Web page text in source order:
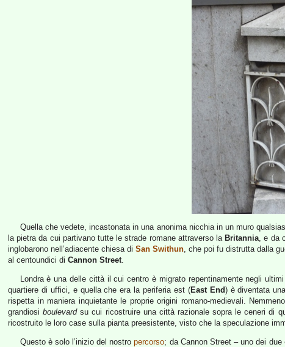
Quella che vedete, incastonata in una anonima nicchia in un muro
la pietra da cui partivano tutte le strade romane attraverso la Britannia, e da
inglobarono nell’adiacente chiesa di San Swithun, che poi fu distrutta dalla
al centoundici di Cannon Street.
Londra è una delle città il cui centro è migrato repentinamente negli
quartiere di uffici, e quella che era la periferia est (East End) è diventata
rispetta in maniera inquietante le proprie origini romano-medievali.
grandiosiboulevardsu cui ricostruire una città razionale sopra le ceneri di
ricostruito le loro case sulla pianta preesistente, visto che la speculazione
Questo è solo l’inizio del nostropercorso; da Cannon Street – uno dei